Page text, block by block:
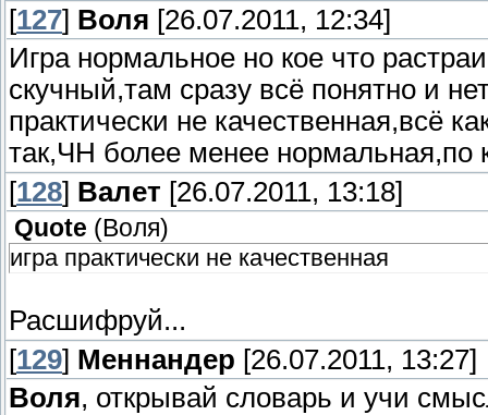
[127] Воля [26.07.2011, 12:34]
Игра нормальное но кое что
скучный,там сразу всё понятно и
практически не качественная,всё
так,ЧН более менее нормальная,по
[128] Валет [26.07.2011, 13:18]
Quote ( Воля)
игра практически не качественная
Расшифруй...
[129] Меннандер [26.07.2011, 13:27]
Воля, открывай словарь и учи